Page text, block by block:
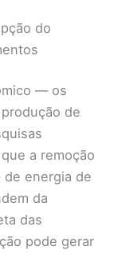
do
— os
de
a remoção
energia de
da
das
pode gerar